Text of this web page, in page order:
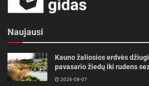
Naujausi
Kauno žaliosios erdvės
pavasario žiedų iki rudens
2026-08-07